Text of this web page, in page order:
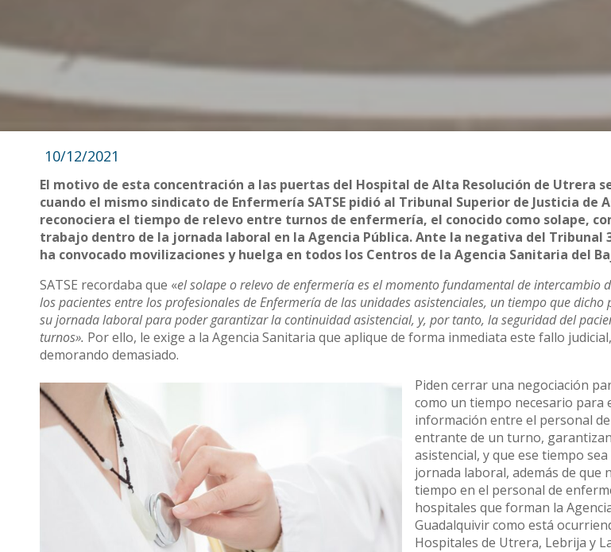
10/12/2021
El motivo de esta concentración a las puertas del Hospital de Alta Resolución de Utrera
cuando el mismo sindicato de Enfermería SATSE pidió al Tribunal Superior de Justicia de
reconociera el tiempo de relevo entre turnos de enfermería, el conocido como solape,
trabajo dentro de la jornada laboral en la Agencia Pública. Ante la negativa del Tribunal 3
ha convocado movilizaciones y huelga en todos los Centros de la Agencia Sanitaria del
SATSE recordaba que «el solape o relevo de enfermería es el momento fundamental de intercambio
los pacientes entre los profesionales de Enfermería de las unidades asistenciales, un tiempo que
su jornada laboral para poder garantizar la continuidad asistencial, y, por tanto, la seguridad del
turnos». Por ello, le exige a la Agencia Sanitaria que aplique de forma inmediata este fallo
demorando demasiado.
Piden cerrar una negociación
como un tiempo necesario para
información entre el personal
entrante de un turno,
asistencial, y que ese tiempo
jornada laboral, además de que
tiempo en el personal de
hospitales que forman la
Guadalquivir como está
Hospitales de Utrera, Lebrija y